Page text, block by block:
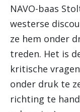
NAVO-baas
westerse
ze hem onder
treden. Het is
kritische
onder druk te
richting te